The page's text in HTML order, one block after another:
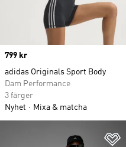
Price
799 kr
adidas Originals Sport Body
Dam Performance
3 färger
Nyhet
Mixa & matcha